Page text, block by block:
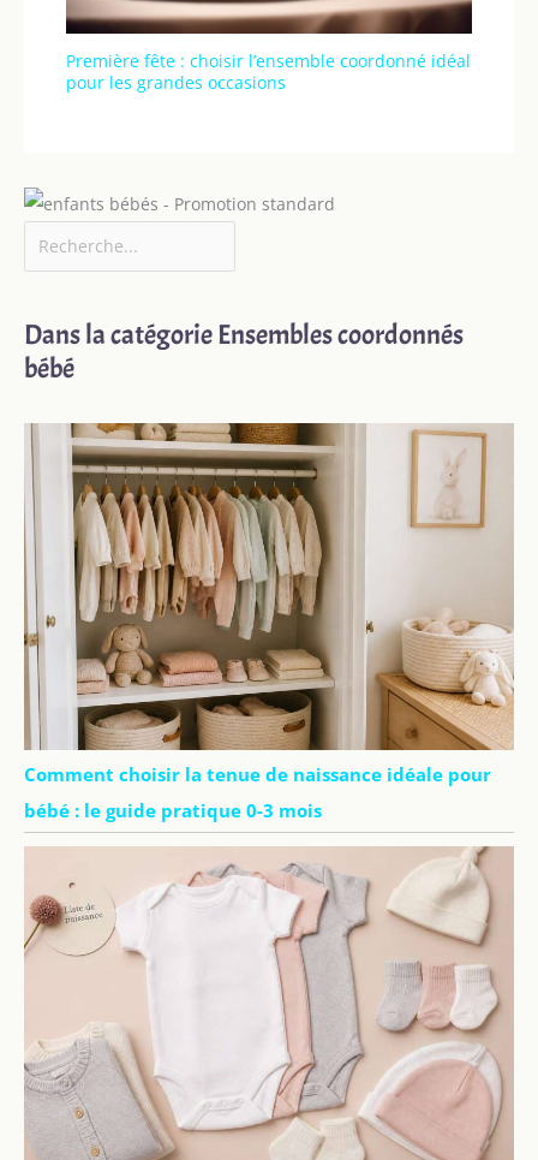
Première fête : choisir l’ensemble coordonné idéal
pour les grandes occasions
Dans la catégorie Ensembles coordonnés
bébé
Comment choisir la tenue de naissance idéale pour
bébé : le guide pratique 0-3 mois